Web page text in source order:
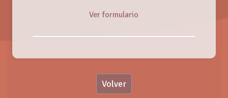
Ver formulario
Volver